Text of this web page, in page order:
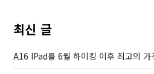
s
P
o
최신 글
A16 IPad를 6월 하이킹 이후 최고의 가